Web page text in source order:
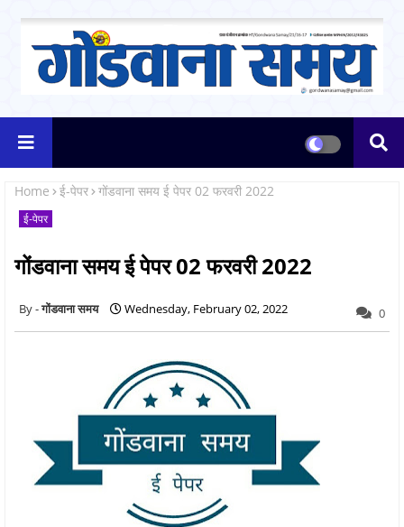
Home ई-पेपर गोंडवाना समय ई पेपर 02 फरवरी 2022
ई-पेपर
गोंडवाना समय ई पेपर 02 फरवरी 2022
गोंडवाना समय Wednesday, February 02, 2022 0